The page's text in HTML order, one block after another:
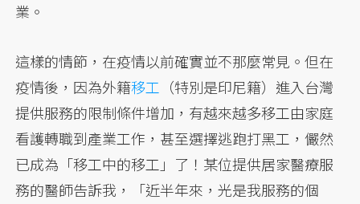
業。
這樣的情節，在疫情以前確實並不那麼常見。但在
疫情後，因為外籍移工 （特別是印尼籍）進入台灣
提供服務的限制條件增加，有越來越多移工由家庭
看護轉職到產業工作，甚至選擇逃跑打黑工，儼然
已成為「移工中的移工」了！某位提供居家醫療服
務的醫師告訴我，「近半年來，光是我服務的個